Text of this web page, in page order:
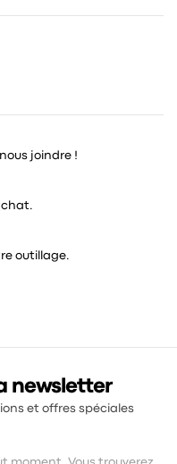
joindre !
outillage.
newsletter
et offres spéciales